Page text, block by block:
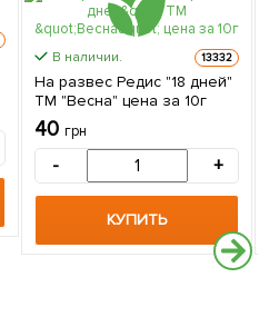
В наличии. 13332
На развес Редис "18 дней"
ТМ "Весна" цена за 10г
40 грн
- +
КУПИТЬ